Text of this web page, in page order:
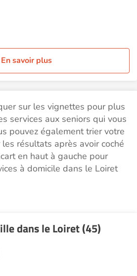
En savoir plus
sur les vignettes pour plus
services aux seniors qui vous
pouvez également trier votre
résultats après avoir coché
en haut à gauche pour
à domicile dans le Loiret
dans le Loiret (45)